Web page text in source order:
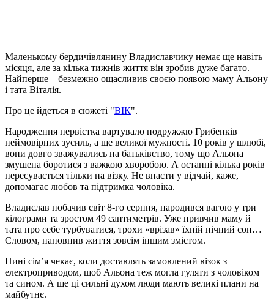
Маленькому бердичівлянину Владиславчику немає ще навіть
місяця, але за кілька тижнів життя він зробив дуже багато.
Найперше – безмежно ощасливив своєю появою маму Альону
і тата Віталія.
Про це йдеться в сюжеті "ВІК".
Народження первістка вартувало подружжю Грибенків
неймовірних зусиль, а ще великої мужності. 10 років у шлюбі,
вони довго зважувались на батьківство, тому що Альона
змушена боротися з важкою хворобою. А останні кілька років
пересувається тільки на візку. Не впасти у відчай, каже,
допомагає любов та підтримка чоловіка.
Владислав побачив світ 8-го серпня, народився вагою у три
кілограми та зростом 49 сантиметрів. Уже привчив маму й
тата про себе турбуватися, трохи «врізав» їхній нічний сон…
Словом, наповнив життя зовсім іншим змістом.
Нині сім’я чекає, коли доставлять замовлений візок з
електроприводом, щоб Альона теж могла гуляти з чоловіком
та сином. А ще ці сильні духом люди мають великі плани на
майбутнє.